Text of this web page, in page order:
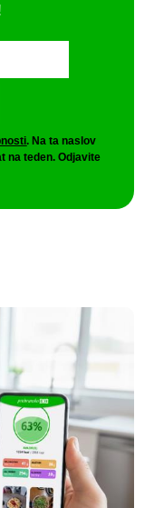
. Na ta naslov
na teden. Odjavite